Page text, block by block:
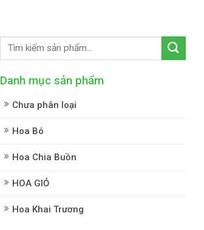
Danh mục sản phẩm
Chưa phân loại
Hoa Bó
Hoa Chia Buồn
HOA GIỎ
Hoa Khai Trương